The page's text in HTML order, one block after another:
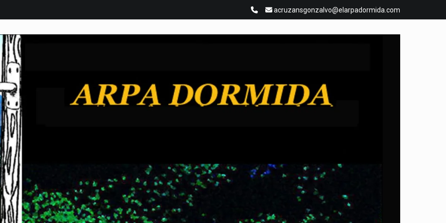
acruzansgonzalvo@elarpadormida.com